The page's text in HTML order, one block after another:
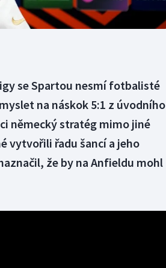
se Spartou nesmí fotbalisté
na náskok 5:1 z úvodního
německý stratég mimo jiné
vytvořili řadu šancí a jeho
že by na Anfieldu mohl